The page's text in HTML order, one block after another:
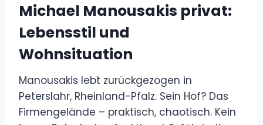
Michael Manousakis privat:
Lebensstil und
Wohnsituation
Manousakis lebt zurückgezogen in
Peterslahr, Rheinland-Pfalz. Sein Hof? Das
Firmengelände – praktisch, chaotisch. Kein